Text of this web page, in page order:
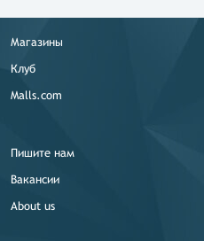
Магазины
Клуб
Malls.com
Пишите нам
Вакансии
About us